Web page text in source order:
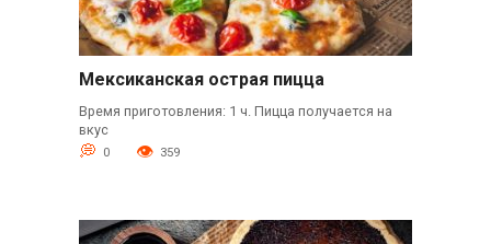
Мексиканская острая пицца
Время приготовления: 1 ч. Пицца получается на
вкус
0 359